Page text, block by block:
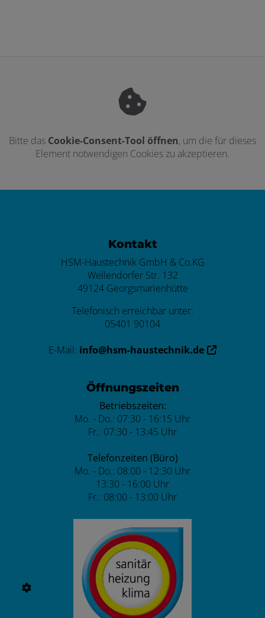
Bitte das Cookie-Consent-Tool öffnen, um die für dieses
Element notwendigen Cookies zu akzeptieren.
Kontakt
HSM-Haustechnik GmbH & Co.KG
Wellendorfer Str. 132
49124 Georgsmarienhütte
Telefonisch erreichbar unter:
05401 90104
E-Mail: info@hsm-haustechnik.de
Öffnungszeiten
Betriebszeiten:
Mo. - Do.: 07:30 - 16:15 Uhr
Fr.: 07:30 - 13:45 Uhr
Telefonzeiten (Büro)
Mo. - Do.: 08:00 - 12:30 Uhr
13:30 - 16:00 Uhr
Fr.: 08:00 - 13:00 Uhr